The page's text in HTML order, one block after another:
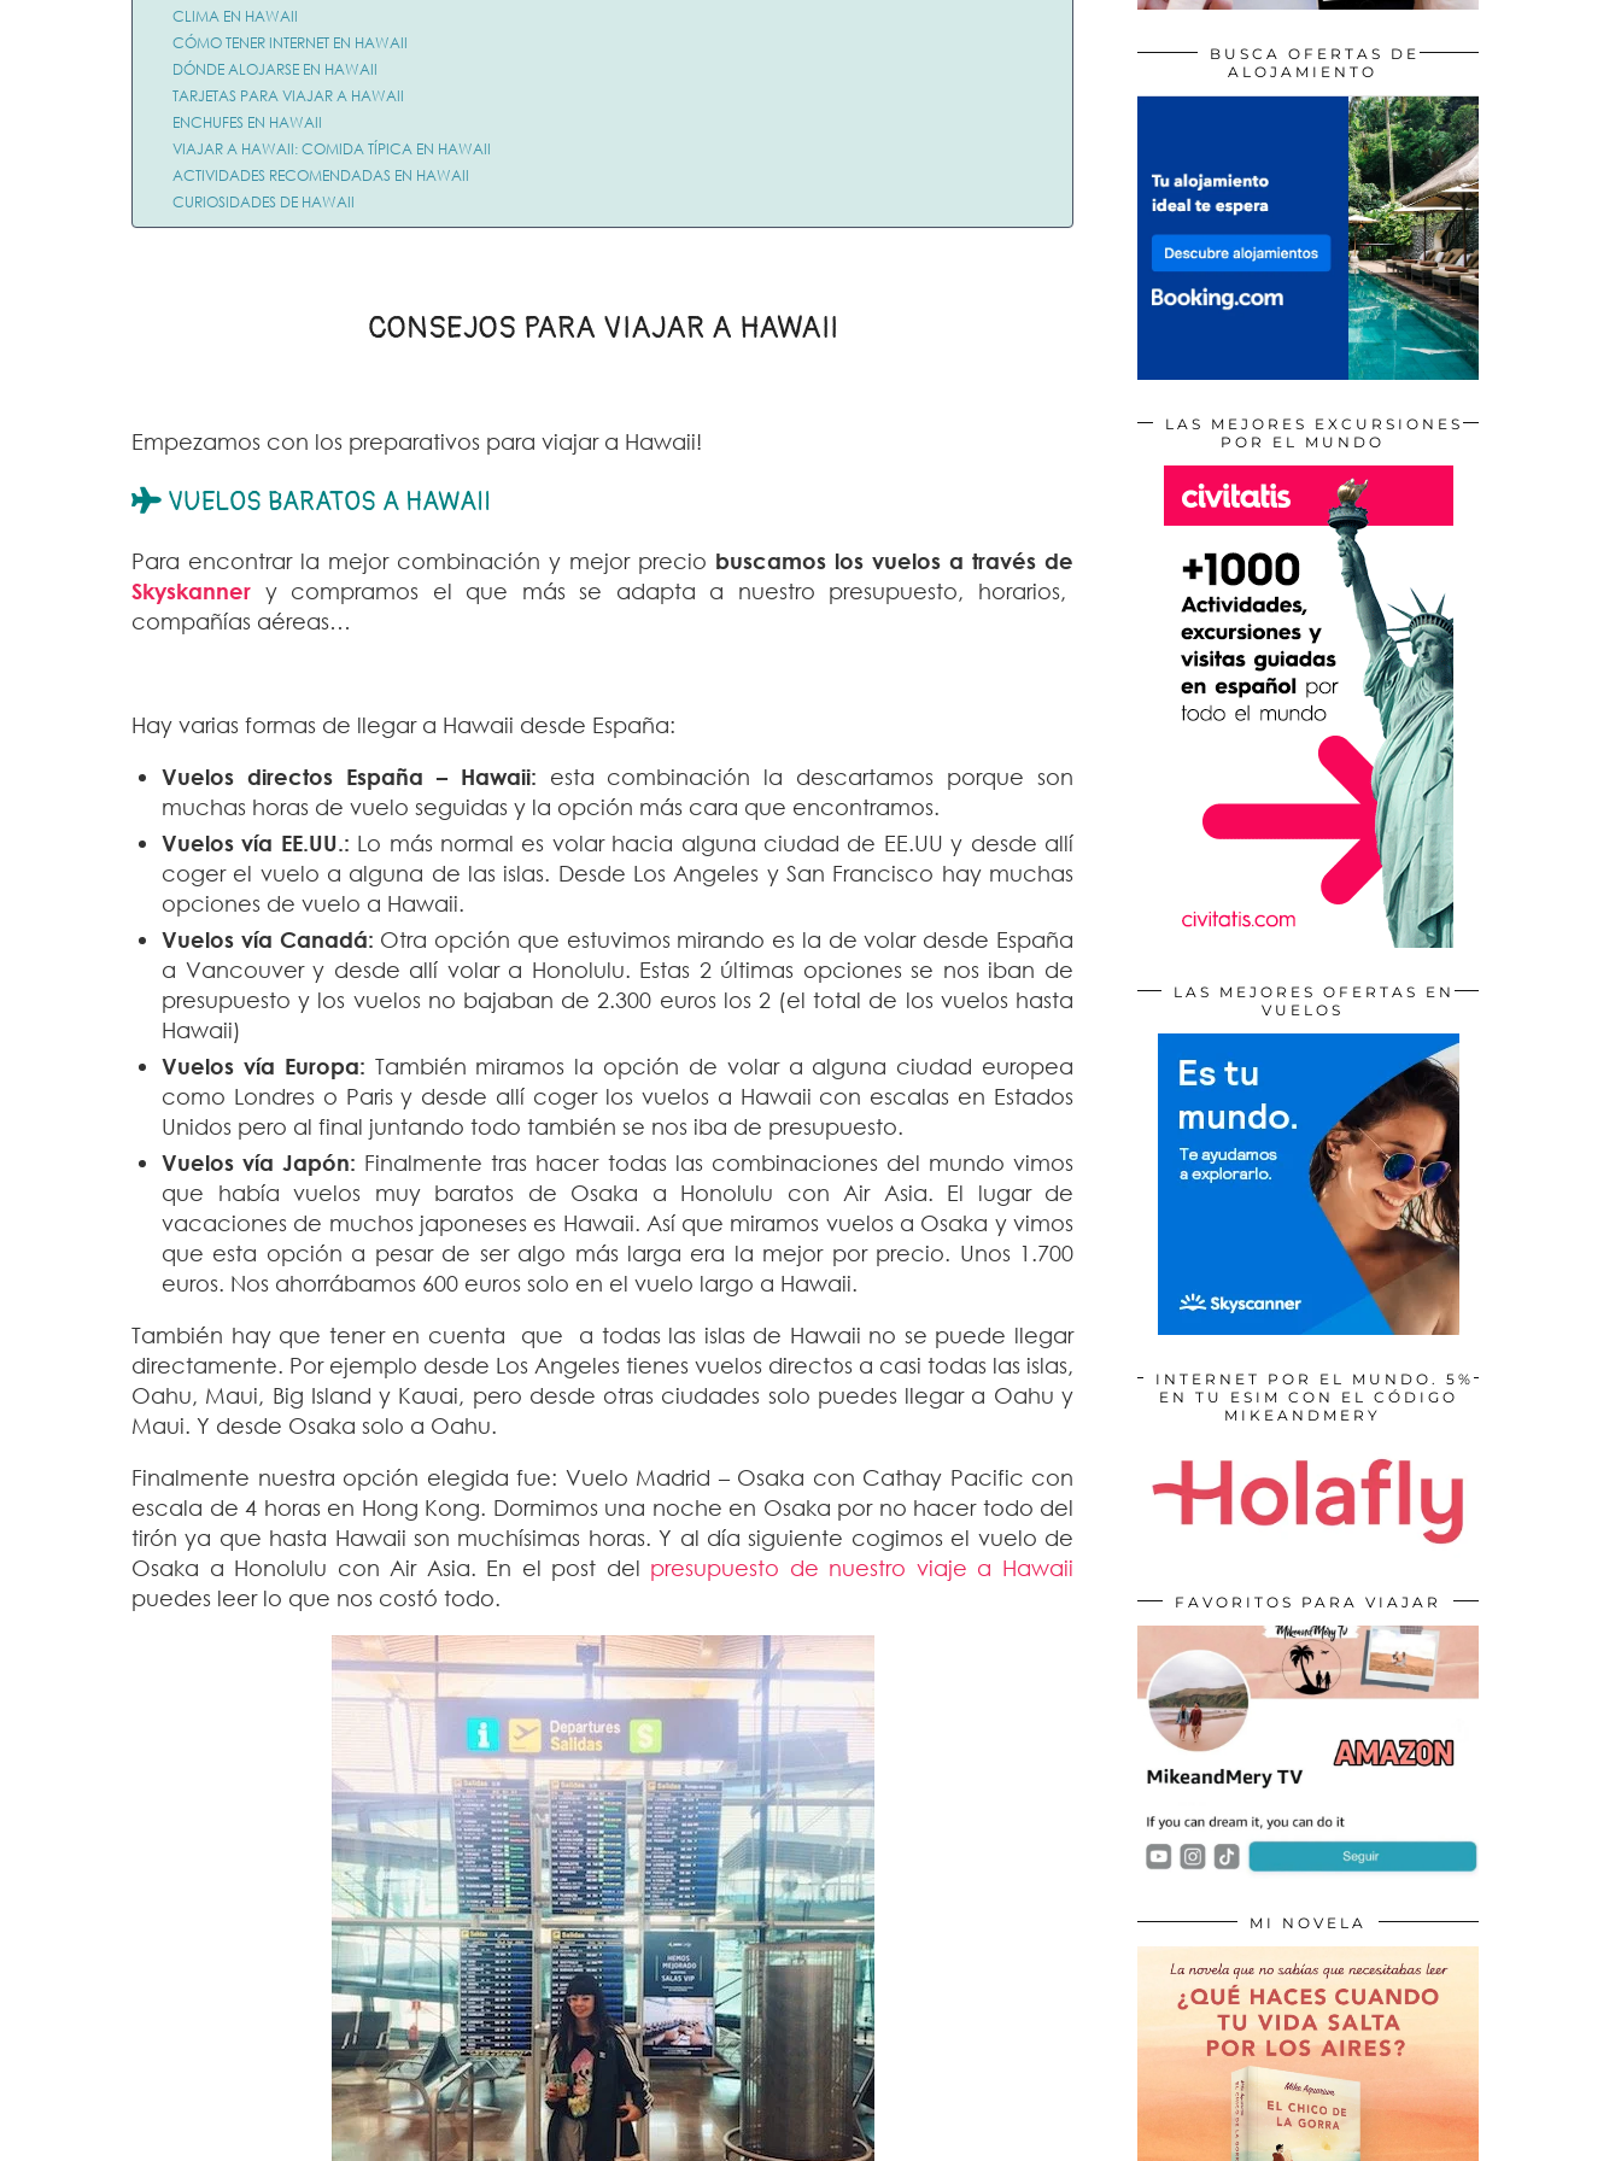
CLIMA EN HAWAII
CÓMO TENER INTERNET EN HAWAII
DÓNDE ALOJARSE EN HAWAII
TARJETAS PARA VIAJAR A HAWAII
ENCHUFES EN HAWAII
VIAJAR A HAWAII: COMIDA TÍPICA EN HAWAII
ACTIVIDADES RECOMENDADAS EN HAWAII
CURIOSIDADES DE HAWAII
CONSEJOS PARA VIAJAR A HAWAII
Empezamos con los preparativos para viajar a Hawaii!
VUELOS BARATOS A HAWAII
Para encontrar la mejor combinación y mejor precio buscamos los vuelos a través de
Skyskanner y compramos el que más se adapta a nuestro presupuesto, horarios,
compañías aéreas…
Hay varias formas de llegar a Hawaii desde España:
Vuelos directos España – Hawaii: esta combinación la descartamos porque son
muchas horas de vuelo seguidas y la opción más cara que encontramos.
Vuelos vía EE.UU.: Lo más normal es volar hacia alguna ciudad de EE.UU y desde allí
coger el vuelo a alguna de las islas. Desde Los Angeles y San Francisco hay muchas
opciones de vuelo a Hawaii.
Vuelos vía Canadá: Otra opción que estuvimos mirando es la de volar desde España
a Vancouver y desde allí volar a Honolulu. Estas 2 últimas opciones se nos iban de
presupuesto y los vuelos no bajaban de 2.300 euros los 2 (el total de los vuelos hasta
Hawaii)
Vuelos vía Europa: También miramos la opción de volar a alguna ciudad europea
como Londres o Paris y desde allí coger los vuelos a Hawaii con escalas en Estados
Unidos pero al final juntando todo también se nos iba de presupuesto.
Vuelos vía Japón: Finalmente tras hacer todas las combinaciones del mundo vimos
que había vuelos muy baratos de Osaka a Honolulu con Air Asia. El lugar de
vacaciones de muchos japoneses es Hawaii. Así que miramos vuelos a Osaka y vimos
que esta opción a pesar de ser algo más larga era la mejor por precio. Unos 1.700
euros. Nos ahorrábamos 600 euros solo en el vuelo largo a Hawaii.
También hay que tener en cuenta que a todas las islas de Hawaii no se puede llegar
directamente. Por ejemplo desde Los Angeles tienes vuelos directos a casi todas las islas,
Oahu, Maui, Big Island y Kauai, pero desde otras ciudades solo puedes llegar a Oahu y
Maui. Y desde Osaka solo a Oahu.
Finalmente nuestra opción elegida fue: Vuelo Madrid – Osaka con Cathay Pacific con
escala de 4 horas en Hong Kong. Dormimos una noche en Osaka por no hacer todo del
tirón ya que hasta Hawaii son muchísimas horas. Y al día siguiente cogimos el vuelo de
Osaka a Honolulu con Air Asia. En el post del presupuesto de nuestro viaje a Hawaii
puedes leer lo que nos costó todo.
BUSCA OFERTAS DE
ALOJAMIENTO
LAS MEJORES EXCURSIONES
POR EL MUNDO
LAS MEJORES OFERTAS EN
VUELOS
INTERNET POR EL MUNDO. 5%
EN TU ESIM CON EL CÓDIGO
MIKEANDMERY
FAVORITOS PARA VIAJAR
MI NOVELA